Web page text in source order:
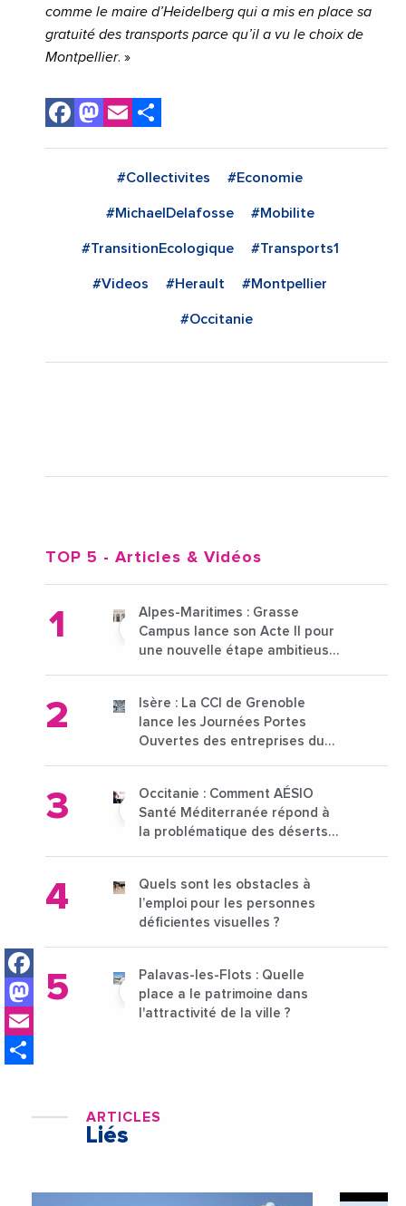
Facebook
Mastodon
comme le maire d’Heidelberg qui a mis en place sa
gratuité des transports parce qu’il a vu le choix de
Montpellier. »
Facebook
Mastodon
Email
#Collectivites #Economie
#MichaelDelafosse #Mobilite
#TransitionEcologique #Transports1
#Videos #Herault #Montpellier
#Occitanie
TOP 5 - Articles & Vidéos
Alpes-Maritimes : Grasse
Campus lance son Acte II pour
une nouvelle étape ambitieuse
Isère : La CCI de Grenoble
lance les Journées Portes
Ouvertes des entreprises du
Occitanie : Comment AÉSIO
Santé Méditerranée répond à
la problématique des déserts
Quels sont les obstacles à
l’emploi pour les personnes
déficientes visuelles ?
Palavas-les-Flots : Quelle
place a le patrimoine dans
l'attractivité de la ville ?
ARTICLES
Liés